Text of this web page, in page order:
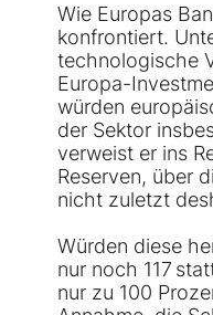
Wie Europas
konfrontiert.
technologische
Europa-
würden
der Sektor
verweist er ins
Reserven, über
nicht zuletzt
Würden diese
nur noch 117
nur zu 100